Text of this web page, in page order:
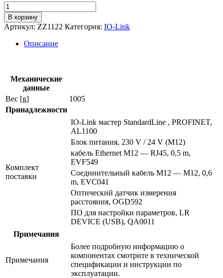
Количество
товара
Стартовый
комплект
cube
ogd592
-
фотоэлектрический
датчик
В корзину
Артикул: ZZ1122 Категория: IO-Link
Описание
Механические
данные
Вес [g]
1005
Принадлежности
Комплект
поставки
IO-Link мастер StandardLine , PROFINET,
AL1100
Блок питания, 230 V / 24 V (M12)
кабель Ethernet M12 — RJ45, 0,5 m,
EVF549
Соединительный кабель M12 — M12, 0,6
m, EVC041
Оптический датчик измерения
расстояния, OGD592
ПО для настройки параметров, LR
DEVICE (USB), QA0011
Примечания
Примечания
Более подробную информацию о
компонентах смотрите в технической
спецификации и инструкции по
эксплуатации.